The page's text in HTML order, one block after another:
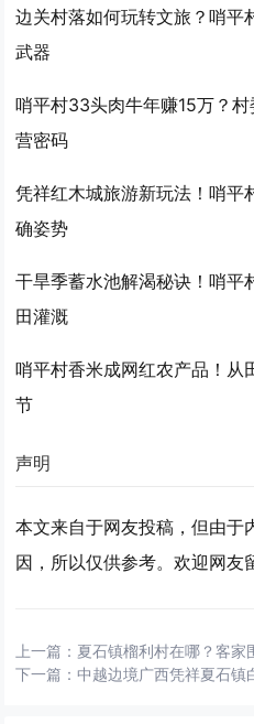
边关村落如何玩转文旅？哨平
武器
哨平村33头肉牛年赚15万？
营密码
凭祥红木城旅游新玩法！哨平
确姿势
干旱季蓄水池解渴秘诀！哨
田灌溉
哨平村香米成网红农产品！从
节
声明
本文来自于网友投稿，但由于
因，所以仅供参考。欢迎网友
上一篇： 夏石镇榴利村在哪？客
下一篇：中越边境广西凭祥夏石